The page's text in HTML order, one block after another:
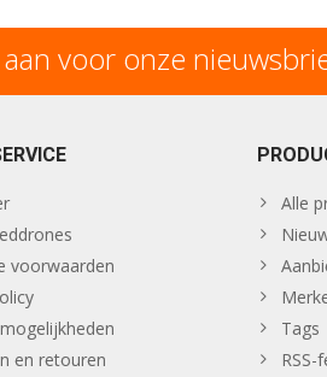
voor onze
voorwaarden
en retouren
Alle
Tags
RSS-